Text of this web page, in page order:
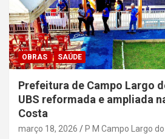
OBRAS SAÚDE
Prefeitura de Campo Largo
UBS reformada e ampliada
Costa
março 18, 2026 P M Campo Largo